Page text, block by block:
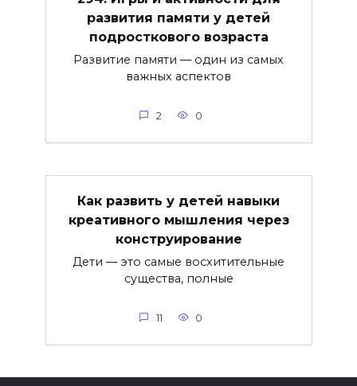
развития памяти у детей
подросткового возраста
Развитие памяти — один из самых
важных аспектов
2 0
Как развить у детей навыки
креативного мышления через
конструирование
Дети — это самые восхитительные
существа, полные
11 0